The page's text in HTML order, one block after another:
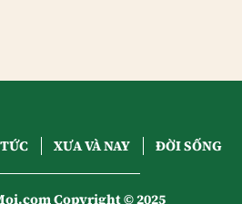
XƯA VÀ NAY ĐỜI SỐNG
Copyright © 2025